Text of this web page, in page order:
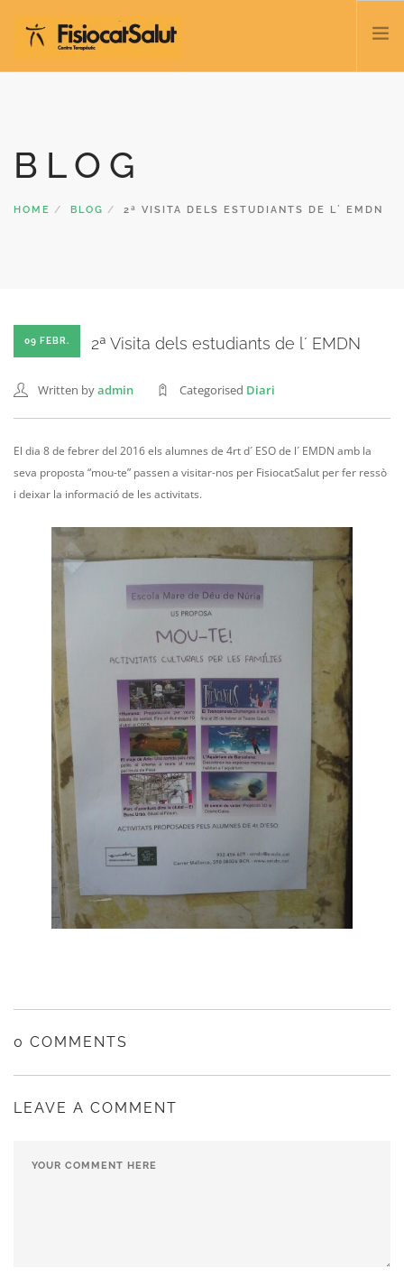
NOSALTRES
BLOC
BLOG
HOME BLOG 2ª VISITA DELS ESTUDIANTS DE L´ EMDN
09 FEBR. 2ª Visita dels estudiants de l´ EMDN
Written byadmin Categorised Diari
El dia 8 de febrer del 2016 els alumnes de 4rt d´ ESO de l´ EMDN amb la
seva proposta “mou-te” passen a visitar-nos per FisiocatSalut per fer ressò
i deixar la informació de les activitats.
0 COMMENTS
LEAVE A COMMENT